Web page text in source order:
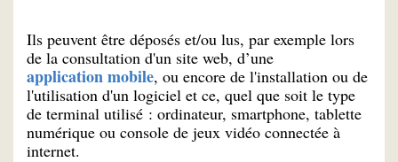
Ils peuvent être déposés et/ou lus, par exemple lors
de la consultation d'un site web, d’une
application mobile, ou encore de l'installation ou de
l'utilisation d'un logiciel et ce, quel que soit le type
de terminal utilisé : ordinateur, smartphone, tablette
numérique ou console de jeux vidéo connectée à
internet.